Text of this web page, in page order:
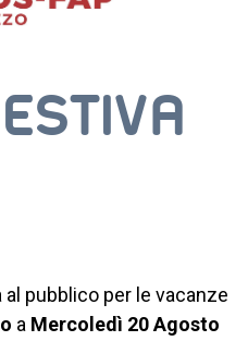
pubblico per le vacanze
a Mercoledì 20 Agosto